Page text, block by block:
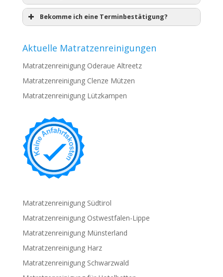
Bekomme ich eine Terminbestätigung?
Aktuelle Matratzenreinigungen
Matratzenreinigung Oderaue Altreetz
Matratzenreinigung Clenze Mützen
Matratzenreinigung Lützkampen
Matratzenreinigung Südtirol
Matratzenreinigung Ostwestfalen-Lippe
Matratzenreinigung Münsterland
Matratzenreinigung Harz
Matratzenreinigung Schwarzwald